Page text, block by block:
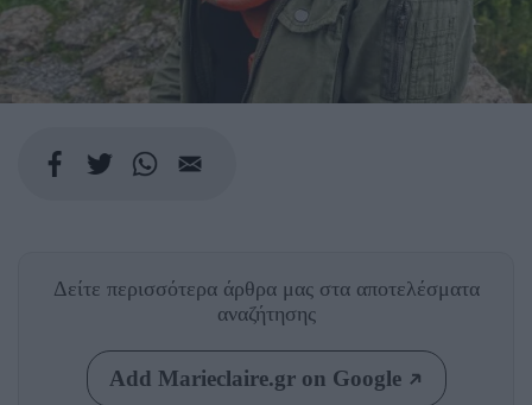
Δείτε περισσότερα άρθρα μας στα αποτελέσματα
αναζήτησης
Add Marieclaire.gr on Google